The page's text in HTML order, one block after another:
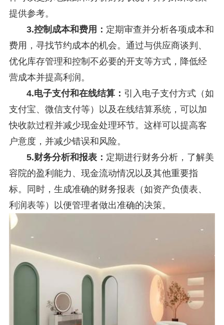
提供参考。
3.控制成本和费用： 定期审查并分析各项成本和
费用，寻找节约成本的机会。通过与供应商谈判、
优化库存管理和控制不必要的开支等方式，降低经
营成本并提高利润。
4.电子支付和在线结算： 引入电子支付方式（如
支付宝、微信支付等）以及在线结算系统，可以加
快收款过程并减少现金处理环节。这样可以提高客
户意度，并减少错误和风险。
5.财务分析和报表： 定期进行财务分析，了解美
容院的盈利能力、现金流动情况以及其他重要指
标。同时，生成准确的财务报表（如资产负债表、
利润表等）以便管理者做出准确的决策。